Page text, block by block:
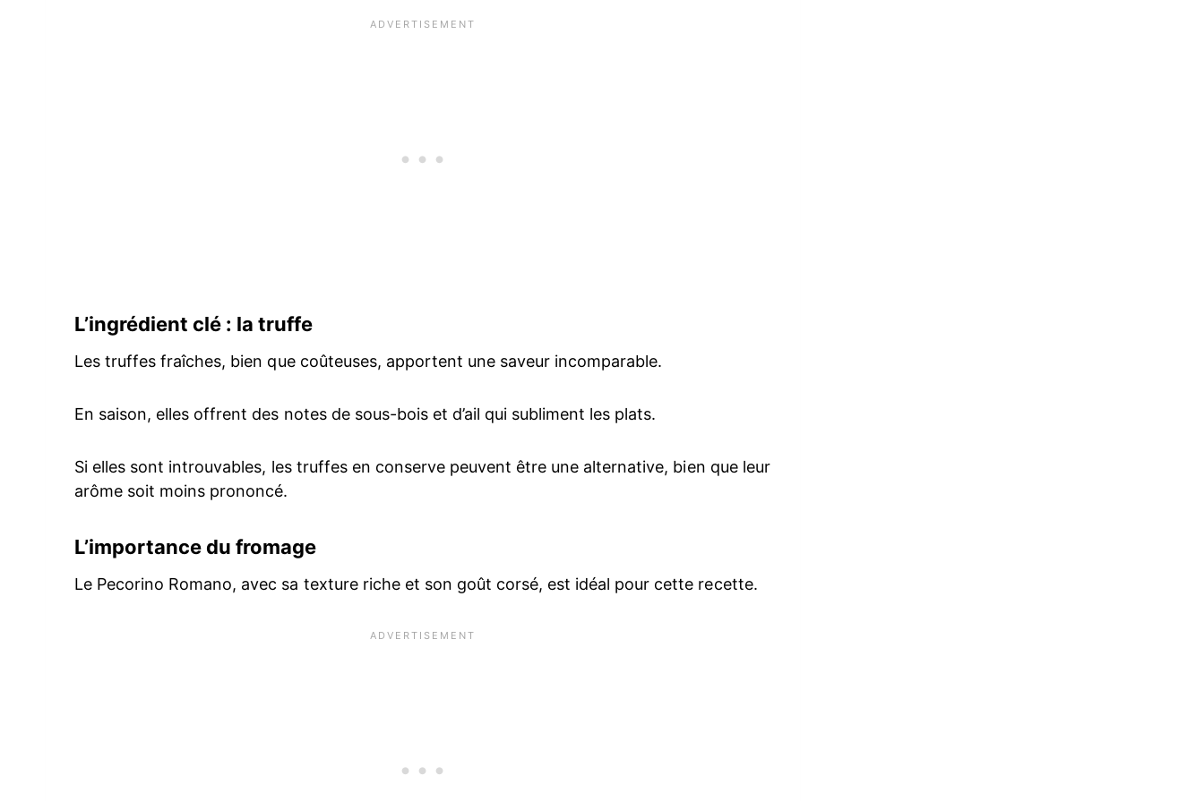
L’ingrédient clé : la truffe
Les truffes fraîches, bien que coûteuses, apportent une saveur incomparable.
En saison, elles offrent des notes de sous-bois et d’ail qui subliment les plats.
Si elles sont introuvables, les truffes en conserve peuvent être une alternative, bien que leur
arôme soit moins prononcé.
L’importance du fromage
Le Pecorino Romano, avec sa texture riche et son goût corsé, est idéal pour cette recette.